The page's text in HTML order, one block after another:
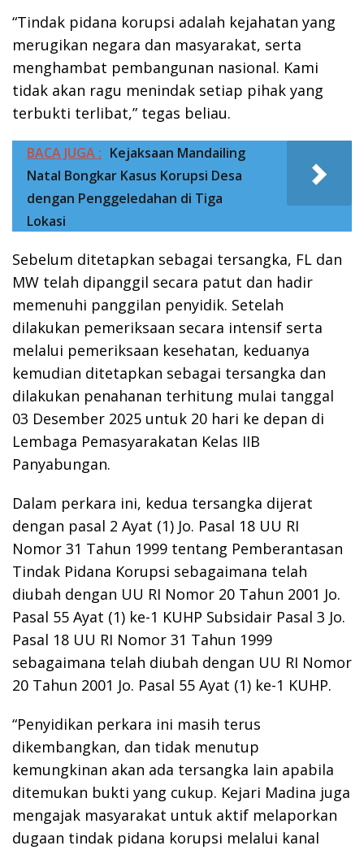
“Tindak pidana korupsi adalah kejahatan yang
merugikan negara dan masyarakat, serta
menghambat pembangunan nasional. Kami
tidak akan ragu menindak setiap pihak yang
terbukti terlibat,” tegas beliau.
BACA JUGA : Kejaksaan Mandailing
Natal Bongkar Kasus Korupsi Desa
dengan Penggeledahan di Tiga
Lokasi
Sebelum ditetapkan sebagai tersangka, FL dan
MW telah dipanggil secara patut dan hadir
memenuhi panggilan penyidik. Setelah
dilakukan pemeriksaan secara intensif serta
melalui pemeriksaan kesehatan, keduanya
kemudian ditetapkan sebagai tersangka dan
dilakukan penahanan terhitung mulai tanggal
03 Desember 2025 untuk 20 hari ke depan di
Lembaga Pemasyarakatan Kelas IIB
Panyabungan.
Dalam perkara ini, kedua tersangka dijerat
dengan pasal 2 Ayat (1) Jo. Pasal 18 UU RI
Nomor 31 Tahun 1999 tentang Pemberantasan
Tindak Pidana Korupsi sebagaimana telah
diubah dengan UU RI Nomor 20 Tahun 2001 Jo.
Pasal 55 Ayat (1) ke-1 KUHP Subsidair Pasal 3 Jo.
Pasal 18 UU RI Nomor 31 Tahun 1999
sebagaimana telah diubah dengan UU RI Nomor
20 Tahun 2001 Jo. Pasal 55 Ayat (1) ke-1 KUHP.
“Penyidikan perkara ini masih terus
dikembangkan, dan tidak menutup
kemungkinan akan ada tersangka lain apabila
ditemukan bukti yang cukup. Kejari Madina juga
mengajak masyarakat untuk aktif melaporkan
dugaan tindak pidana korupsi melalui kanal